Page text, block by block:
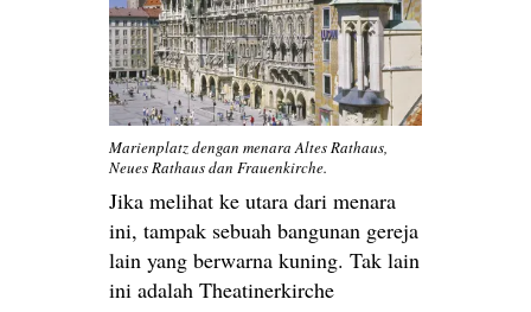
Marienplatz dengan menara Altes Rathaus,
Neues Rathaus dan Frauenkirche.
Jika melihat ke utara dari menara
ini, tampak sebuah bangunan gereja
lain yang berwarna kuning. Tak lain
ini adalah Theatinerkirche